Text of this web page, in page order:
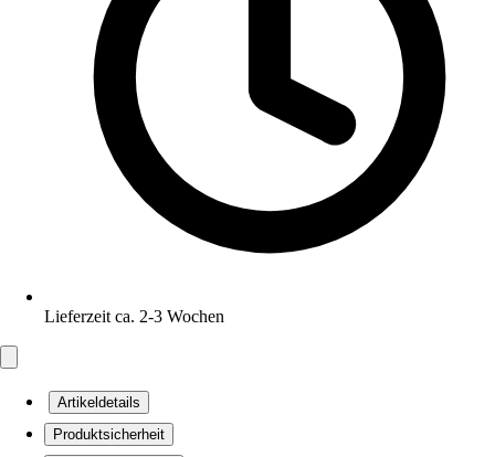
Lieferzeit ca. 2-3 Wochen
Artikeldetails
Produktsicherheit